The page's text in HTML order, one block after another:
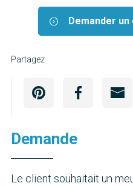
Demander
Partagez
Demande
Le client souhaitait un